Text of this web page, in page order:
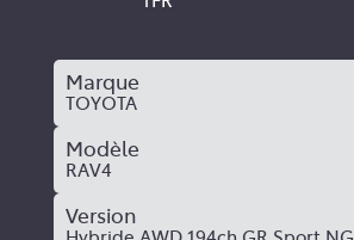
Marque
TOYOTA
Modèle
RAV4
Version